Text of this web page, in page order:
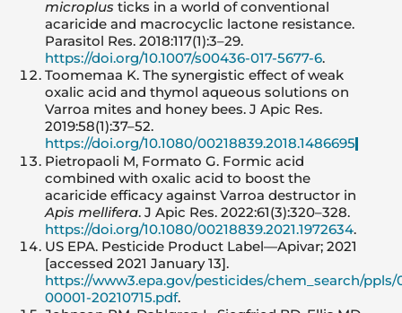
microplus ticks in a world of conventional
acaricide and macrocyclic lactone resistance.
Parasitol Res. 2018:117(1):3–29.
https://doi.org/10.1007/s00436-017-5677-6.
Toomemaa K. The synergistic effect of weak
oxalic acid and thymol aqueous solutions on
Varroa mites and honey bees. J Apic Res.
2019:58(1):37–52.
https://doi.org/10.1080/00218839.2018.1486695
Pietropaoli M, Formato G. Formic acid
combined with oxalic acid to boost the
acaricide efficacy against Varroa destructor in
Apis mellifera. J Apic Res. 2022:61(3):320–328.
https://doi.org/10.1080/00218839.2021.1972634.
US EPA. Pesticide Product Label—Apivar; 2021
[accessed 2021 January 13].
https://www3.epa.gov/pesticides/chem_search/ppls/
00001-20210715.pdf.